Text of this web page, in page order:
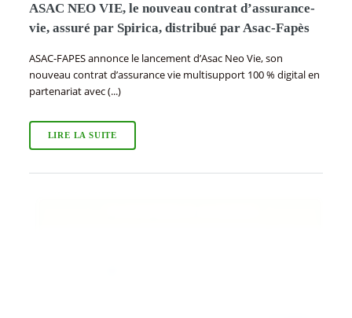
ASAC NEO VIE, le nouveau contrat d’assurance-
vie, assuré par Spirica, distribué par Asac-Fapès
ASAC-FAPES annonce le lancement d’Asac Neo Vie, son
nouveau contrat d’assurance vie multisupport 100 % digital en
partenariat avec (...)
LIRE LA SUITE